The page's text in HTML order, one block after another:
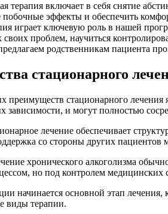
терапия включает в себя снятие
эффекты и обеспечить
играет ключевую роль в нашей
своих проблем, научиться
родственникам пациента
стационарного
преимуществ стационарного лечения
зависимости, и могут полностью
лечение обеспечивает
со стороны других пациентов
хронического алкоголизма
но под контролем медицинских
начинается основной этап
виды терапии.